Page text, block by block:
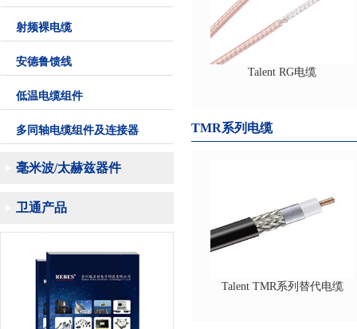
射频裸电缆
安德鲁馈线
低温电缆组件
多同轴电缆组件及连接器
毫米波/太赫兹器件
卫通产品
Talent RG电缆
TMR系列电缆
Talent TMR系列替代电缆